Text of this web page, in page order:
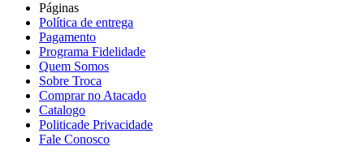
Páginas
Política de entrega
Pagamento
Programa Fidelidade
Quem Somos
Sobre Troca
Comprar no Atacado
Catalogo
Politicade Privacidade
Fale Conosco